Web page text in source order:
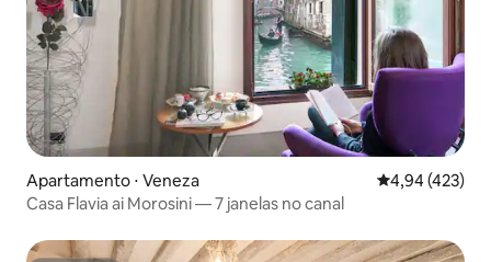
Apartamento ⋅ Veneza 4,94 de uma
4,94 (423)
Casa Flavia ai Morosini — 7 janelas no canal